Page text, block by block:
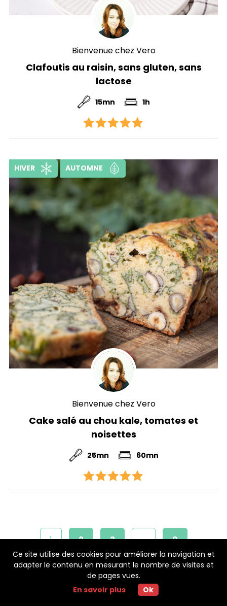
Bienvenue chez Vero
Clafoutis au raisin, sans gluten, sans
lactose
15mn 1h
Bienvenue chez Vero
HIVER AUTOMNE
Cake salé au chou kale, tomates et
noisettes
25mn 60mn
1 2 3 … 9
Page suivante
Ce site utilise des cookies pour améliorer la navigation et
adapter le contenu en mesurant le nombre de visites et
de pages vues.
En savoir plus
Ok